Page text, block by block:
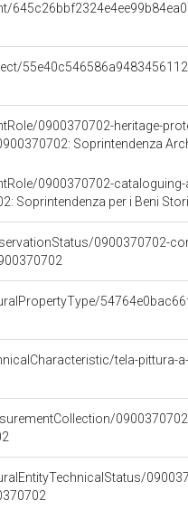
0900370702-heritage-
Soprintendenza
0900370702-cataloguing-
Soprintendenza per i Beni
0900370702-
tela-pittura-